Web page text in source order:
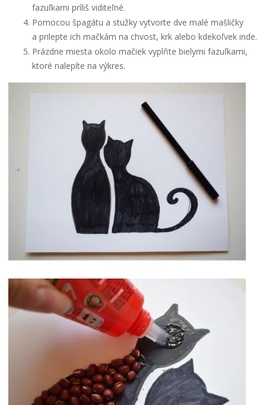
fazuľkami príliš viditeľné.
Pomocou špagátu a stužky vytvorte dve malé mašličky
a prilepte ich mačkám na chvost, krk alebo kdekoľvek inde.
Prázdne miesta okolo mačiek vyplňte bielymi fazuľkami,
ktoré nalepíte na výkres.